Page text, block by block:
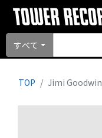
すべて
TOP Jimi Goodwin